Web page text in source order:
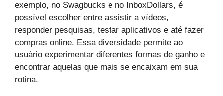
exemplo, no Swagbucks e no InboxDollars, é
possível escolher entre assistir a vídeos,
responder pesquisas, testar aplicativos e até fazer
compras online. Essa diversidade permite ao
usuário experimentar diferentes formas de ganho e
encontrar aquelas que mais se encaixam em sua
rotina.